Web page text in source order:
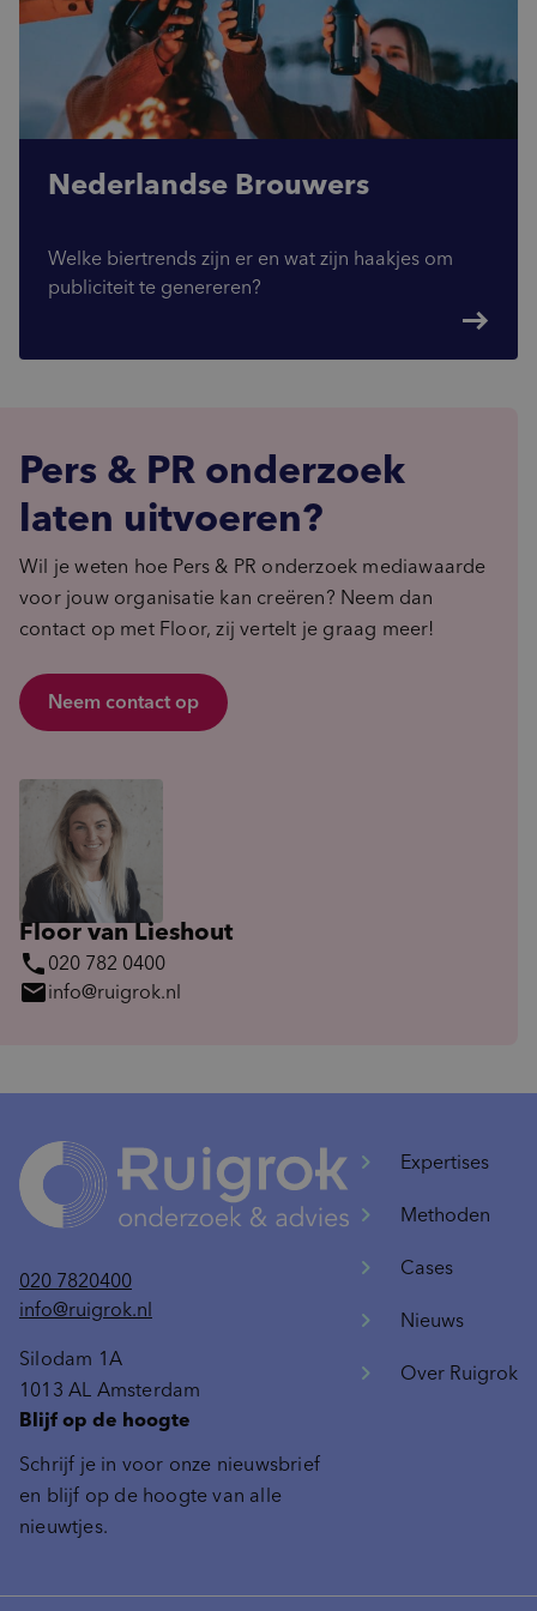
Nederlandse Brouwers
Welke biertrends zijn er en wat zijn haakjes om
publiciteit te genereren?
east
Pers & PR onderzoek
laten uitvoeren?
Wil je weten hoe Pers & PR onderzoek mediawaarde
voor jouw organisatie kan creëren? Neem dan
contact op met Floor, zij vertelt je graag meer!
Neem contact op
Floor van Lieshout
phone 020 782 0400
mailinfo@ruigrok.nl
020 7820400
info@ruigrok.nl
Silodam 1A
1013 AL Amsterdam
Expertises
Methoden
Cases
Nieuws
Over Ruigrok
Blijf op de hoogte
Schrijf je in voor onze nieuwsbrief
en blijf op de hoogte van alle
nieuwtjes.